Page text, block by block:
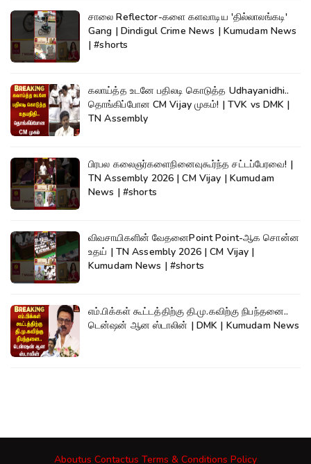
சாலை Reflector-களை களவாடிய 'தில்லாலங்கடி'
Gang | Dindigul Crime News | Kumudam News
| #shorts
கலாய்த்த உடனே பதிலடி கொடுத்த Udhayanidhi..
தொங்கிப்போன CM Vijay முகம்! | TVK vs DMK |
TN Assembly
பிரபல கலைஞர்களைநினைவுகூர்ந்த சட்டப்பேரவை! |
TN Assembly 2026 | CM Vijay | Kumudam
News | #shorts
விவசாயிகளின் வேதனைPoint Point-ஆக சொன்ன
உதய் | TN Assembly 2026 | CM Vijay |
Kumudam News | #shorts
எம்.பிக்கள் கூட்டத்திற்கு தி.மு.கவிற்கு நிபந்தனை..
டென்ஷன் ஆன ஸ்டாலின் | DMK | Kumudam News
Aboutus Contactus Terms & Conditions Policy